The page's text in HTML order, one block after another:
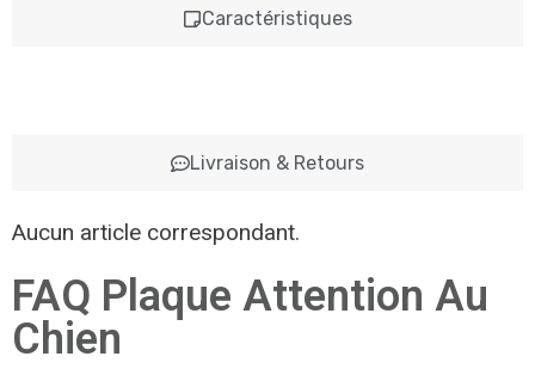
Caractéristiques
Livraison & Retours
Aucun article correspondant.
FAQ Plaque Attention Au
Chien